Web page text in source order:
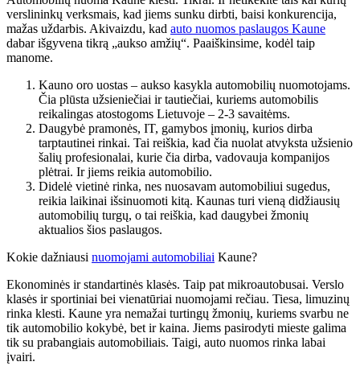
verslininkų verksmais, kad jiems sunku dirbti, baisi konkurencija,
mažas uždarbis. Akivaizdu, kad auto nuomos paslaugos Kaune
dabar išgyvena tikrą „aukso amžių“. Paaiškinsime, kodėl taip
manome.
Kauno oro uostas – aukso kasykla automobilių nuomotojams.
Čia plūsta užsieniečiai ir tautiečiai, kuriems automobilis
reikalingas atostogoms Lietuvoje – 2-3 savaitėms.
Daugybė pramonės, IT, gamybos įmonių, kurios dirba
tarptautinei rinkai. Tai reiškia, kad čia nuolat atvyksta užsienio
šalių profesionalai, kurie čia dirba, vadovauja kompanijos
plėtrai. Ir jiems reikia automobilio.
Didelė vietinė rinka, nes nuosavam automobiliui sugedus,
reikia laikinai išsinuomoti kitą. Kaunas turi vieną didžiausių
automobilių turgų, o tai reiškia, kad daugybei žmonių
aktualios šios paslaugos.
Kokie dažniausi nuomojami automobiliai Kaune?
Ekonominės ir standartinės klasės. Taip pat mikroautobusai. Verslo
klasės ir sportiniai bei vienatūriai nuomojami rečiau. Tiesa, limuzinų
rinka klesti. Kaune yra nemažai turtingų žmonių, kuriems svarbu ne
tik automobilio kokybė, bet ir kaina. Jiems pasirodyti mieste galima
tik su prabangiais automobiliais. Taigi, auto nuomos rinka labai
įvairi.